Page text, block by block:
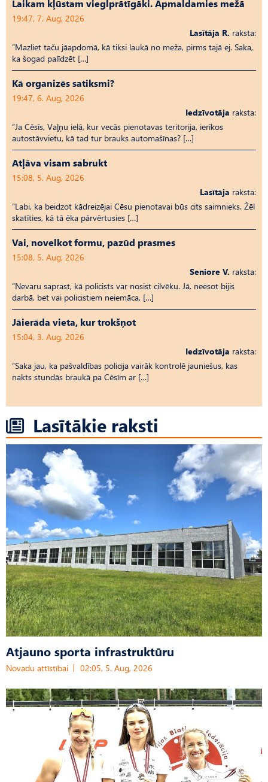
Laikam kļūstam vieglprātīgāki. Apmaldamies mežā
19:47, 7. Aug, 2026
Lasītāja R. raksta:
“Mazliet taču jāapdomā, kā tiksi laukā no meža, pirms tajā ej. Saka,
ka šogad palīdzēt […]
Kā organizēs satiksmi?
19:47, 6. Aug, 2026
Iedzīvotāja raksta:
“Ja Cēsīs, Vaļņu ielā, kur vecās pienotavas teritorija, ierīkos
autostāvvietu, kā tad tur brauks automašīnas? […]
Atļāva visam sabrukt
15:08, 5. Aug, 2026
Lasītāja raksta:
“Labi, ka beidzot kādreizējai Cēsu pienotavai būs cits saimnieks. Žēl
skatīties, kā tā ēka pārvērtusies […]
Vai, novelkot formu, pazūd prasmes
15:08, 5. Aug, 2026
Seniore V. raksta:
“Nevaru saprast, kā policists var nosist cilvēku. Jā, neesot bijis
darbā, bet vai policistiem neiemāca, […]
Jāierāda vieta, kur trokšņot
15:04, 3. Aug, 2026
Iedzīvotāja raksta:
“Saka jau, ka pašvaldības policija vairāk kontrolē jauniešus, kas
nakts stundās braukā pa Cēsīm ar […]
Lasītākie raksti
Atjauno sporta infrastruktūru
Novadu attīstībai 02:05, 5. Aug, 2026